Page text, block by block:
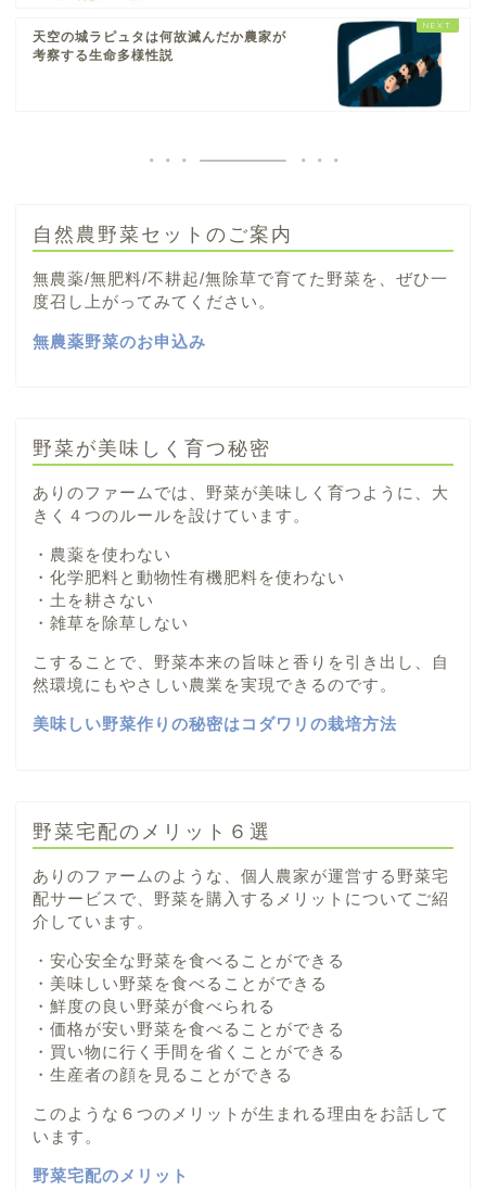
天空の城ラピュタは何故滅んだか農家が
考察する生命多様性説
自然農野菜セットのご案内
無農薬/無肥料/不耕起/無除草で育てた野菜を、ぜひ一
度召し上がってみてください。
無農薬野菜のお申込み
野菜が美味しく育つ秘密
ありのファームでは、野菜が美味しく育つように、大
きく４つのルールを設けています。
・農薬を使わない
・化学肥料と動物性有機肥料を使わない
・土を耕さない
・雑草を除草しない
こすることで、野菜本来の旨味と香りを引き出し、自
然環境にもやさしい農業を実現できるのです。
美味しい野菜作りの秘密はコダワリの栽培方法
野菜宅配のメリット６選
ありのファームのような、個人農家が運営する野菜宅
配サービスで、野菜を購入するメリットについてご紹
介しています。
・安心安全な野菜を食べることができる
・美味しい野菜を食べることができる
・鮮度の良い野菜が食べられる
・価格が安い野菜を食べることができる
・買い物に行く手間を省くことができる
・生産者の顔を見ることができる
このような６つのメリットが生まれる理由をお話して
います。
野菜宅配のメリット